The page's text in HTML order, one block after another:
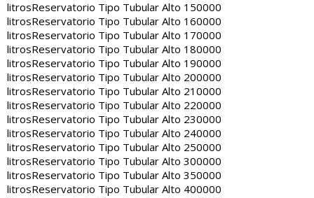
litrosReservatorio Tipo Tubular Alto 150000
litrosReservatorio Tipo Tubular Alto 160000
litrosReservatorio Tipo Tubular Alto 170000
litrosReservatorio Tipo Tubular Alto 180000
litrosReservatorio Tipo Tubular Alto 190000
litrosReservatorio Tipo Tubular Alto 200000
litrosReservatorio Tipo Tubular Alto 210000
litrosReservatorio Tipo Tubular Alto 220000
litrosReservatorio Tipo Tubular Alto 230000
litrosReservatorio Tipo Tubular Alto 240000
litrosReservatorio Tipo Tubular Alto 250000
litrosReservatorio Tipo Tubular Alto 300000
litrosReservatorio Tipo Tubular Alto 350000
litrosReservatorio Tipo Tubular Alto 400000